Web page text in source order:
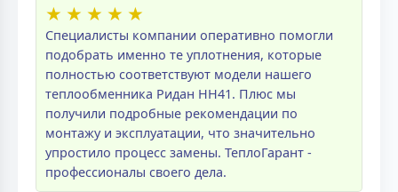
★ ★ ★ ★ ★
Специалисты компании оперативно помогли
подобрать именно те уплотнения, которые
полностью соответствуют модели нашего
теплообменника Ридан НН41. Плюс мы
получили подробные рекомендации по
монтажу и эксплуатации, что значительно
упростило процесс замены. ТеплоГарант -
профессионалы своего дела.